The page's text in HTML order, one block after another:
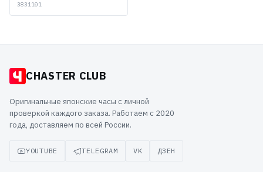
3831101
CHASTER CLUB
Оригинальные японские часы с личной
проверкой каждого заказа. Работаем с 2020
года, доставляем по всей России.
YOUTUBE TELEGRAM VK ДЗЕН